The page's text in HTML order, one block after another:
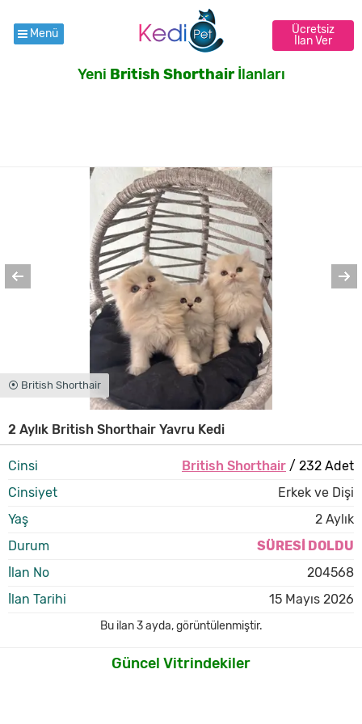
Menü
Ücretsiz
İlan Ver
Yeni British Shorthairİlanları
⦿ British Shorthair
2 Aylık British Shorthair Yavru Kedi
Cinsi British Shorthair/ 232 Adet
Cinsiyet
Erkek ve Dişi
Yaş
2 Aylık
Durum
SÜRESİ DOLDU
İlan No
204568
İlan Tarihi
15 Mayıs 2026
Bu ilan3 ayda,görüntülenmiştir.
Güncel Vitrindekiler